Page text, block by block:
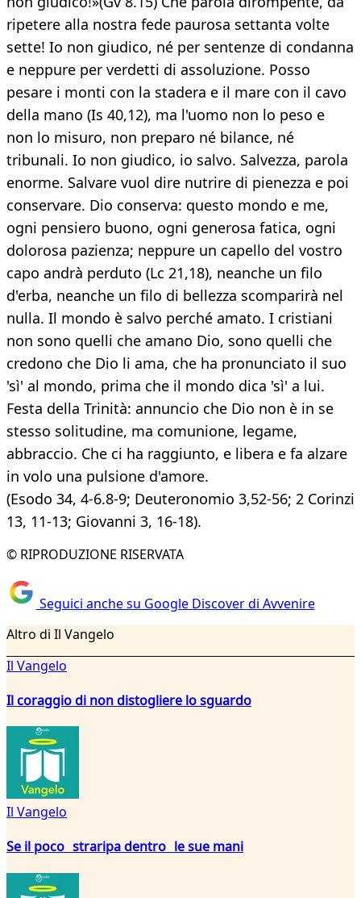
ripetere alla nostra fede paurosa settanta volte
sette! Io non giudico, né per sentenze di condanna
e neppure per verdetti di assoluzione. Posso
pesare i monti con la stadera e il mare con il cavo
della mano (Is 40,12), ma l'uomo non lo peso e
non lo misuro, non preparo né bilance, né
tribunali. Io non giudico, io salvo. Salvezza, parola
enorme. Salvare vuol dire nutrire di pienezza e poi
conservare. Dio conserva: questo mondo e me,
ogni pensiero buono, ogni generosa fatica, ogni
dolorosa pazienza; neppure un capello del vostro
capo andrà perduto (Lc 21,18), neanche un filo
d'erba, neanche un filo di bellezza scomparirà nel
nulla. Il mondo è salvo perché amato. I cristiani
non sono quelli che amano Dio, sono quelli che
credono che Dio li ama, che ha pronunciato il suo
'sì' al mondo, prima che il mondo dica 'sì' a lui.
Festa della Trinità: annuncio che Dio non è in se
stesso solitudine, ma comunione, legame,
abbraccio. Che ci ha raggiunto, e libera e fa alzare
in volo una pulsione d'amore.
(Esodo 34, 4-6.8-9; Deuteronomio 3,52-56; 2 Corinzi
13, 11-13; Giovanni 3, 16-18).
© RIPRODUZIONE RISERVATA
Seguici anche su Google Discover di Avvenire
Altro di Il Vangelo
Il Vangelo
Il coraggio di non distogliere lo sguardo
Il Vangelo
Se il poco straripa dentro le sue mani